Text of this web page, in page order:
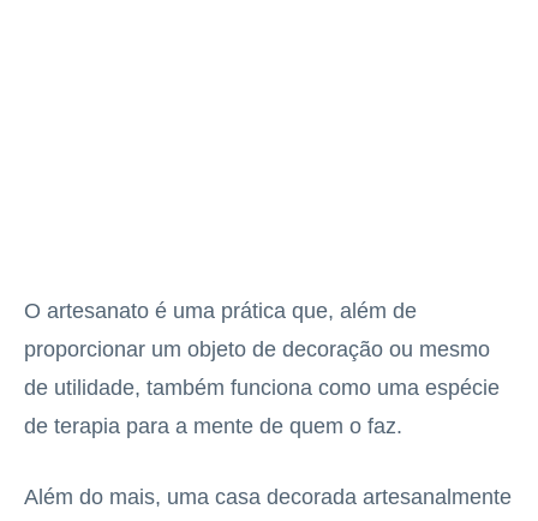
O artesanato é uma prática que, além de
proporcionar um objeto de decoração ou mesmo
de utilidade, também funciona como uma espécie
de terapia para a mente de quem o faz.
Além do mais, uma casa decorada artesanalmente